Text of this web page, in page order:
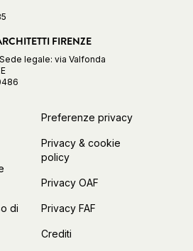
FIRENZE
legale: via Valfonda
di
Preferenze privacy
Privacy & cookie
policy
Privacy OAF
Privacy FAF
Crediti